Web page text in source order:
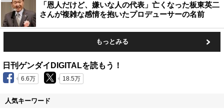
「恩人だけど、嫌いな人の代表」亡くなった板東英二
さんが複雑な感情を抱いたプロデューサーの名前
もっとみる
日刊ゲンダイDIGITALを読もう！
6.6万 18.5万
人気キーワード